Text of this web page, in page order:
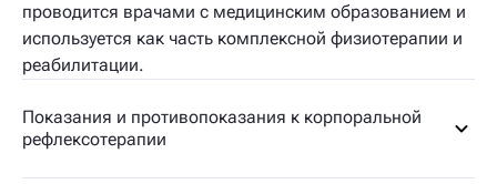
проводится врачами с медицинским образованием и
используется как часть комплексной физиотерапии и
реабилитации.
Показания и противопоказания к корпоральной
рефлексотерапии